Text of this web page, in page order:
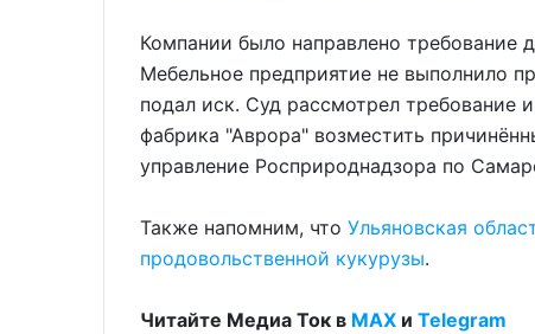
Компании было направлено требование
Мебельное предприятие не выполнило
подал иск. Суд рассмотрел требование
фабрика "Аврора" возместить
управление Росприроднадзора по
Также напомним, что Ульяновская
продовольственной кукурузы.
Читайте Медиа Ток в МАХ и Telegram